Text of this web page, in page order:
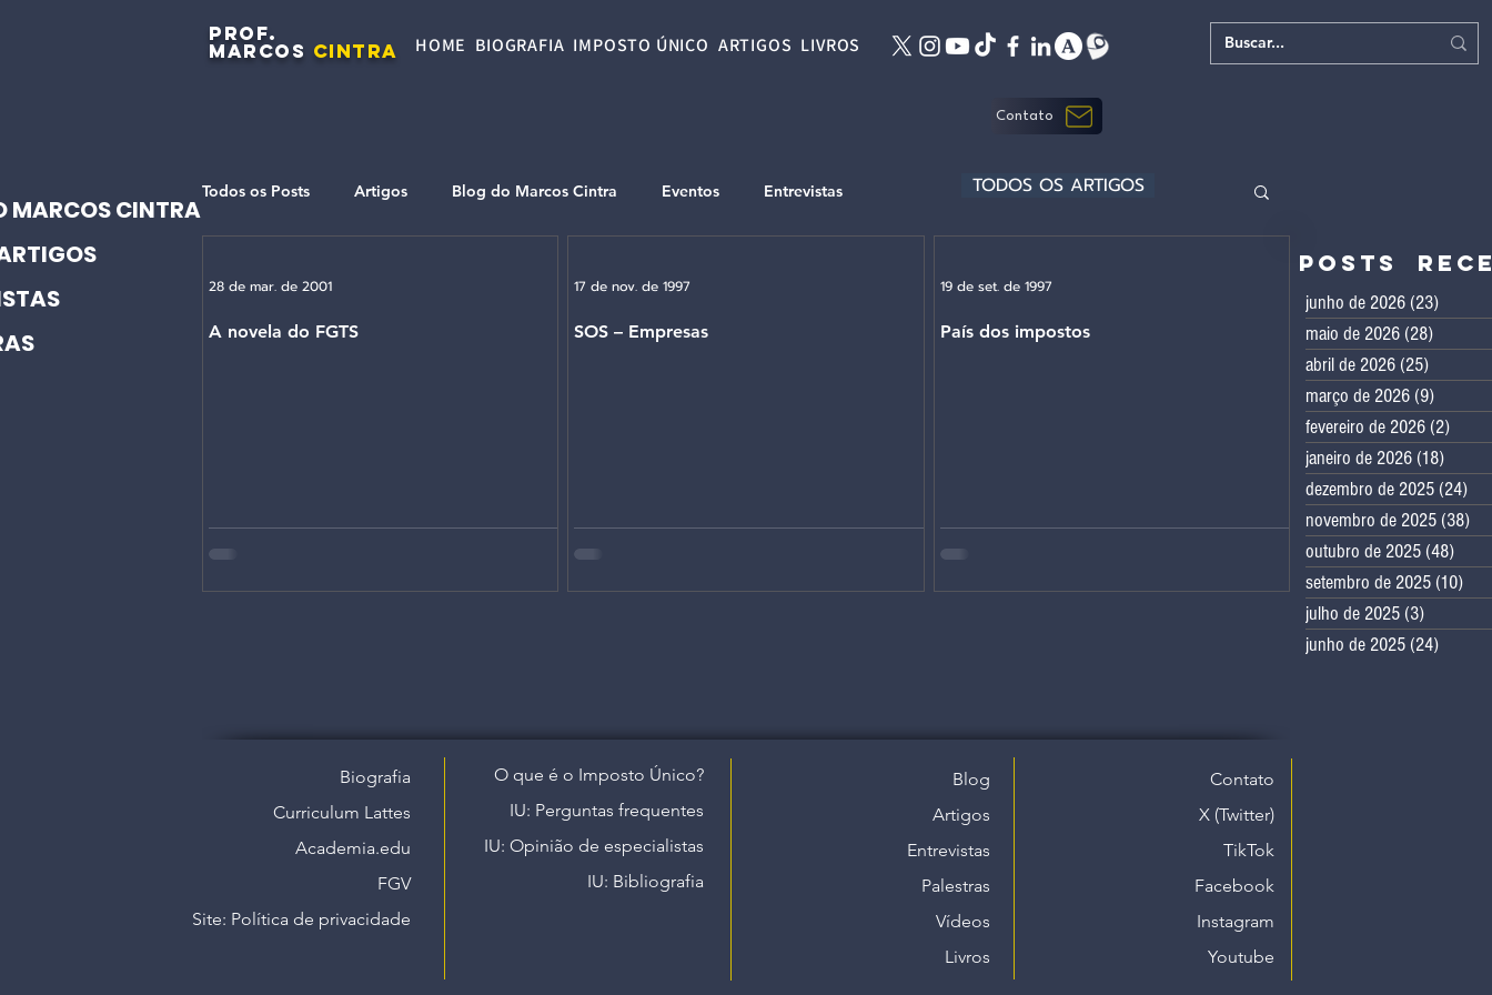
PROF.
MARCOS CINTRA HOME BIOGRAFIA IMPOSTO ÚNICO ARTIGOS LIVROS
Contato
MARCOS CINTRA
Todos os Posts Artigos Blog do Marcos Cintra Eventos Entrevistas
A novela do FGTS
28 de mar. de 2001
SOS – Empresas
17 de nov. de 1997
País dos impostos
19 de set. de 1997
TODOS OS ARTIGOS
Posts
junho de 2026 (23)
maio de 2026 (28)
abril de 2026 (25)
março de 2026 (9)
fevereiro de 2026 (2)
janeiro de 2026 (18)
dezembro de 2025 (24)
novembro de 2025 (38)
outubro de 2025 (48)
setembro de 2025 (10)
julho de 2025 (3)
junho de 2025 (24)
Biografia
Curriculum Lattes
Academia.edu
FGV
Site: Política de privacidade​
O que é o Imposto Único?
IU: Perguntas frequentes
IU: Opinião de especialistas
IU: Bibliografia
Blog
Artigos
Entrevistas
Palestras
Vídeos
Livros
Contato
X (Twitter)
TikTok
Facebook
Instagram
Youtube